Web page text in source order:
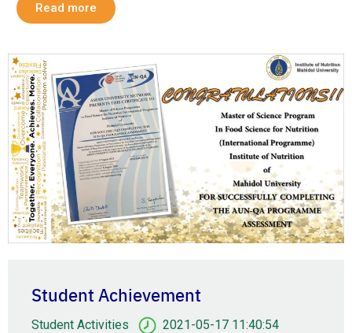
Read more
Student Achievement
Student Activities 2021-05-17 11:40:54